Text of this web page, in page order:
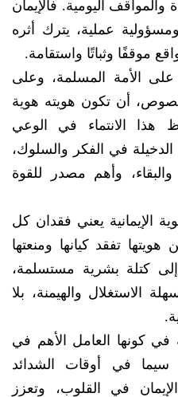
اليومية. فالإيمان
عملية، يترك أثره
موقفًا وثباتًا واستقامة.
الأمة المسلمة، وعلى
أن تكون هويته هوية
هذا الانتماء في الوعي
في الفكر والسلوك،
وأهم مصدر للقوة
الإيمانية يعني فقدان كل
تفقد كيانها ومنعتها
إلى كتلة بشرية مستسلمة،
الاستغلال والهيمنة، بلا
في كونها العامل الأهم في
سيما في أوقات الشدائد
في القلوب، وتعزز